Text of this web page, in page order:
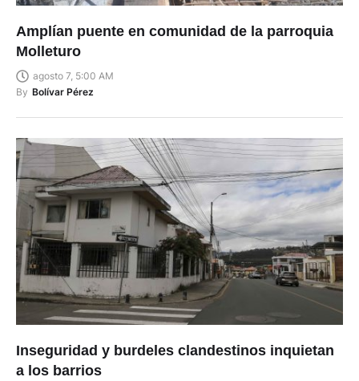
Amplían puente en comunidad de la parroquia
Molleturo
agosto 7, 5:00 AM
By Bolívar Pérez
Inseguridad y burdeles clandestinos inquietan
a los barrios